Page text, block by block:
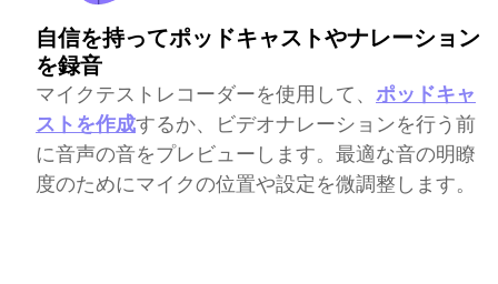
自信を持ってポッドキャストやナレーション
を録音
マイクテストレコーダーを使用して、 ポッドキャ
ストを作成するか、ビデオナレーションを行う前
に音声の音をプレビューします。最適な音の明瞭
度のためにマイクの位置や設定を微調整します。